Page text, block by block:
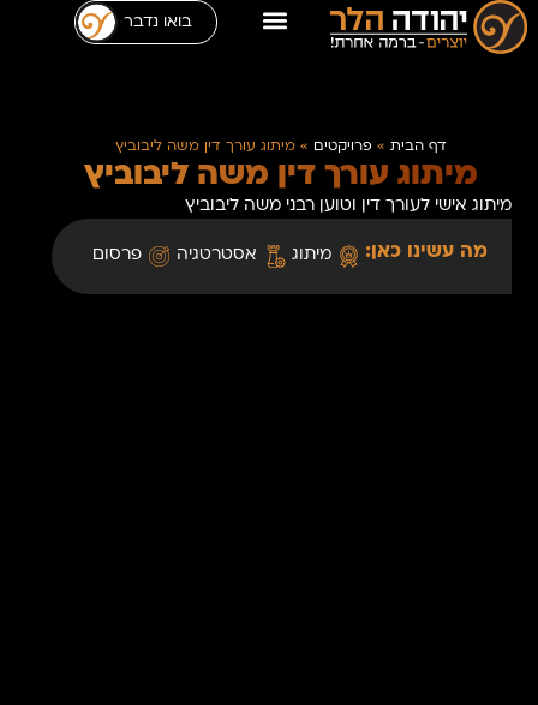
בואו נדבר
דף הבית» פרויקטים » מיתוג עורך דין משה ליבוביץ
מיתוג עורך דין משה ליבוביץ
מיתוג אישי לעורך דין וטוען רבני משה ליבוביץ
מה עשינו כאן: מיתוג אסטרטגיה פרסום